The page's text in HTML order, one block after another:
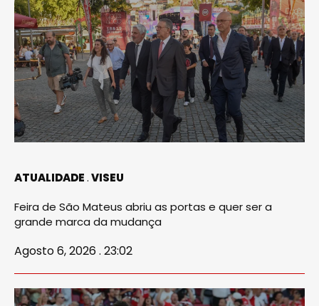
ATUALIDADE VISEU
Feira de São Mateus abriu as portas e quer ser a
grande marca da mudança
Agosto 6, 2026 . 23:02